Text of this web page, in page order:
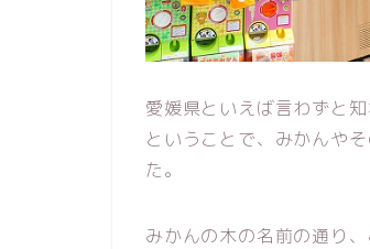
愛媛県といえば言わずと
ということで、みかんや
た。
みかんの木の名前の通り、